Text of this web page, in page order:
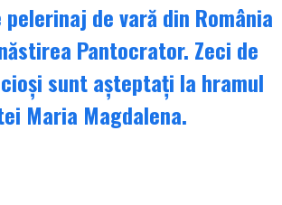
de vară din România
Pantocrator. Zeci de
sunt așteptați la hramul
Maria Magdalena.